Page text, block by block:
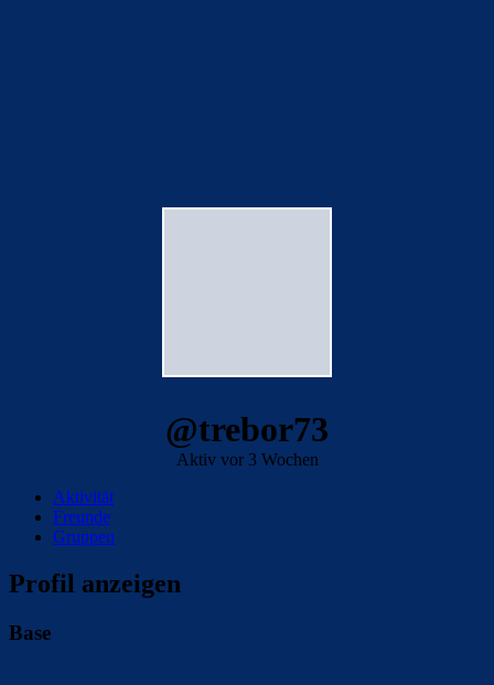
@trebor73
Aktiv vor 3 Wochen
Aktivität
Freunde
Gruppen
Profil anzeigen
Base